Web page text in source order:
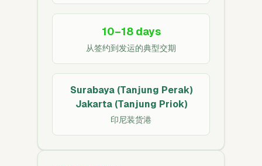
10–18 days
从签约到发运的典型交期
Surabaya (Tanjung Perak)
Jakarta (Tanjung Priok)
印尼装货港